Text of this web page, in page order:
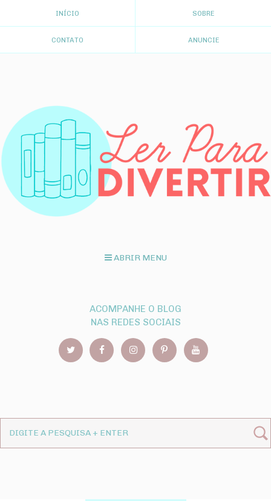
INÍCIO SOBRE
CONTATO ANUNCIE
ABRIR MENU
ACOMPANHE O BLOG
NAS REDES SOCIAIS